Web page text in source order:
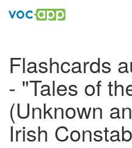
Flashcards
- "Tales of
(Unknown
Irish